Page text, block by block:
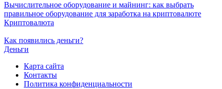
Вычислительное оборудование и майнинг: как выбрать
правильное оборудование для заработка на криптовалюте
Криптовалюта
Как появились деньги?
Деньги
Карта сайта
Контакты
Политика конфиденциальности